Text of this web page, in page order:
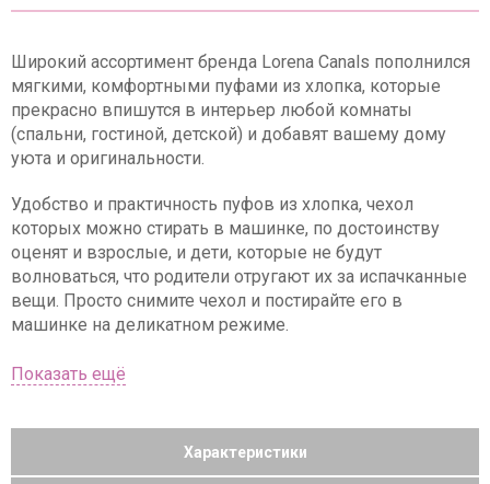
Широкий ассортимент бренда Lorena Canals пополнился
мягкими, комфортными пуфами из хлопка, которые
прекрасно впишутся в интерьер любой комнаты
(спальни, гостиной, детской) и добавят вашему дому
уюта и оригинальности.
Удобство и практичность пуфов из хлопка, чехол
которых можно стирать в машинке, по достоинству
оценят и взрослые, и дети, которые не будут
волноваться, что родители отругают их за испачканные
вещи. Просто снимите чехол и постирайте его в
машинке на деликатном режиме.
Характеристики